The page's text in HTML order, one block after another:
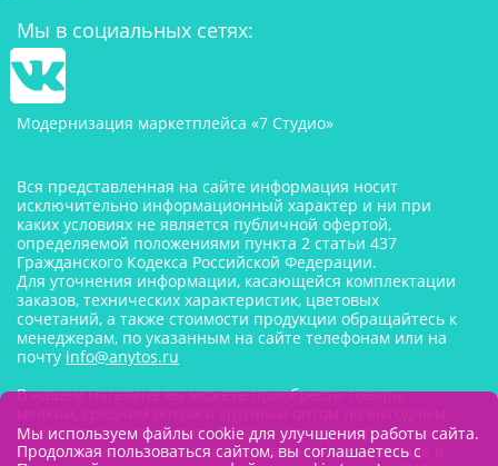
Мы в социальных сетях:
Модернизация маркетплейса «7 Студио»
Вся представленная на сайте информация носит
исключительно информационный характер и ни при
каких условиях не является публичной офертой,
определяемой положениями пункта 2 статьи 437
Гражданского Кодекса Российской Федерации.
Для уточнения информации, касающейся комплектации
заказов, технических характеристик, цветовых
сочетаний, а также стоимости продукции обращайтесь к
менеджерам, по указанным на сайте телефонам или на
почту info@anytos.ru
В нашем магазине вы можете приобрести товары
ценам от производителя. Товары для одностраничников,
маркетплейсов оптом со склада, в наличии на складе в
Мы используем файлы cookie для улучшения работы сайта.
Продолжая пользоваться сайтом, вы соглашаетесь с